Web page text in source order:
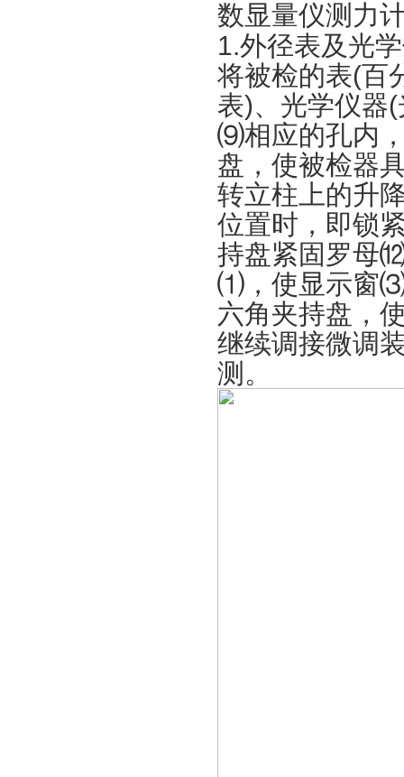
数显量仪测力
1.外径表及光
将被检的表(百
表)、光学仪器
⑼相应的孔内
盘，使被检器
转立柱上的升
位置时，即锁
持盘紧固罗母
⑴，使显示窗⑶
六角夹持盘，
继续调接微调
测。